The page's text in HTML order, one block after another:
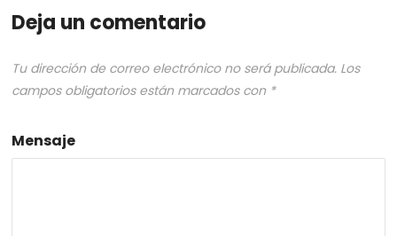
Deja un comentario
Tu dirección de correo electrónico no será publicada. Los
campos obligatorios están marcados con *
Mensaje